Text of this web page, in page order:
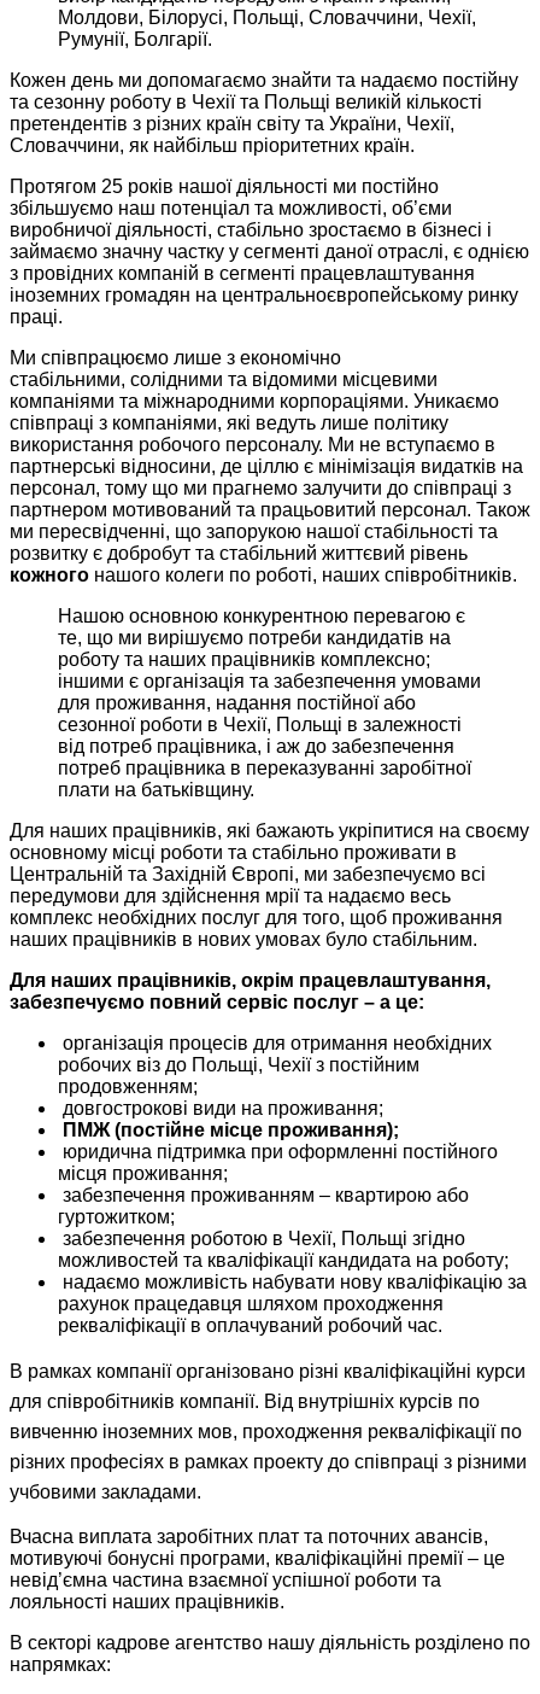
Молдови, Білорусі, Польщі, Словаччини, Чехії,
Румунії, Болгарії.
Кожен день ми допомагаємо знайти та надаємо постійну
та сезонну роботу в Чехії та Польщі великій кількості
претендентів з різних країн світу та України, Чехії,
Словаччини, як найбільш пріоритетних країн.
Протягом 25 років нашої діяльності ми постійно
збільшуємо наш потенціал та можливості, об’єми
виробничої діяльності, стабільно зростаємо в бізнесі і
займаємо значну частку у сегменті даної отраслі, є однією
з провідних компаній в сегменті працевлаштування
іноземних громадян на центральноєвропейському ринку
праці.
Ми співпрацюємо лише з економічно
стабільними, солідними та відомими місцевими
компаніями та міжнародними корпораціями. Уникаємо
співпраці з компаніями, які ведуть лише політику
використання робочого персоналу. Ми не вступаємо в
партнерські відносини, де ціллю є мінімізація видатків на
персонал, тому що ми прагнемо залучити до співпраці з
партнером мотивований та працьовитий персонал. Також
ми пересвідченні, що запорукою нашої стабільності та
розвитку є добробут та стабільний життєвий рівень
кожного нашого колеги по роботі, наших співробітників.
Нашою основною конкурентною перевагою є
те, що ми вирішуємо потреби кандидатів на
роботу та наших працівників комплексно;
іншими є організація та забезпечення умовами
для проживання, надання постійної або
сезонної роботи в Чехії, Польщі в залежності
від потреб працівника, і аж до забезпечення
потреб працівника в переказуванні заробітної
плати на батьківщину.
Для наших працівників, які бажають укріпитися на своєму
основному місці роботи та стабільно проживати в
Центральній та Західній Європі, ми забезпечуємо всі
передумови для здійснення мрії та надаємо весь
комплекс необхідних послуг для того, щоб проживання
наших працівників в нових умовах було стабільним.
Для наших працівників, окрім працевлаштування,
забезпечуємо повний сервіс послуг – а це:
організація процесів для отримання необхідних
робочих віз до Польщі, Чехії з постійним
продовженням;
довгострокові види на проживання;
ПМЖ (постійне місце проживання);
юридична підтримка при оформленні постійного
місця проживання;
забезпечення проживанням – квартирою або
гуртожитком;
забезпечення роботою в Чехії, Польщі згідно
можливостей та кваліфікації кандидата на роботу;
надаємо можливість набувати нову кваліфікацію за
рахунок працедавця шляхом проходження
рекваліфікації в оплачуваний робочий час.
В рамках компанії організовано різні кваліфікаційні курси
для співробітників компанії. Від внутрішніх курсів по
вивченню іноземних мов, проходження рекваліфікації по
різних професіях в рамках проекту до співпраці з різними
учбовими закладами.
Вчасна виплата заробітних плат та поточних авансів,
мотивуючі бонусні програми, кваліфікаційні премії – це
невід’ємна частина взаємної успішної роботи та
лояльності наших працівників.
В секторі кадрове агентство нашу діяльність розділено по
напрямках: